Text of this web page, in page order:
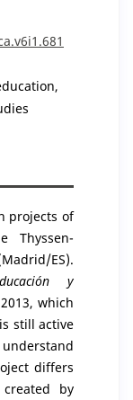
projects of
Thyssen-
ES).
y
which
still active
differs
by